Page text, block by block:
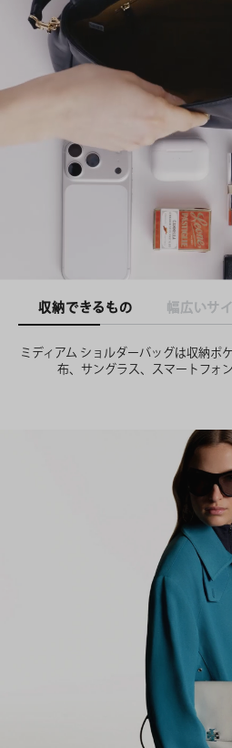
収納できるもの 幅広いサ
ミディアム ショルダーバッグは収納ポ
布、サングラス、スマートフォ